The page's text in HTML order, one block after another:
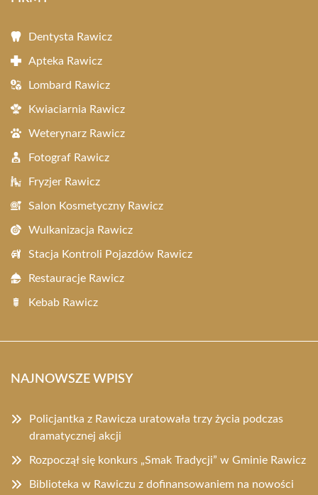
Dentysta Rawicz
Apteka Rawicz
Lombard Rawicz
Kwiaciarnia Rawicz
Weterynarz Rawicz
Fotograf Rawicz
Fryzjer Rawicz
Salon Kosmetyczny Rawicz
Wulkanizacja Rawicz
Stacja Kontroli Pojazdów Rawicz
Restauracje Rawicz
Kebab Rawicz
NAJNOWSZE WPISY
Policjantka z Rawicza uratowała trzy życia podczas
dramatycznej akcji
Rozpoczął się konkurs „Smak Tradycji” w Gminie Rawicz
Biblioteka w Rawiczu z dofinansowaniem na nowości